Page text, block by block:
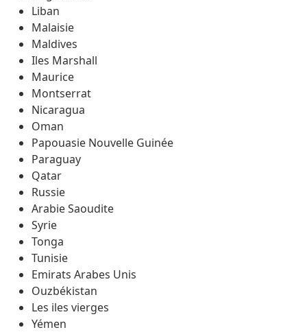
Liban
Malaisie
Maldives
Iles Marshall
Maurice
Montserrat
Nicaragua
Oman
Papouasie Nouvelle Guinée
Paraguay
Qatar
Russie
Arabie Saoudite
Syrie
Tonga
Tunisie
Emirats Arabes Unis
Ouzbékistan
Les iles vierges
Yémen